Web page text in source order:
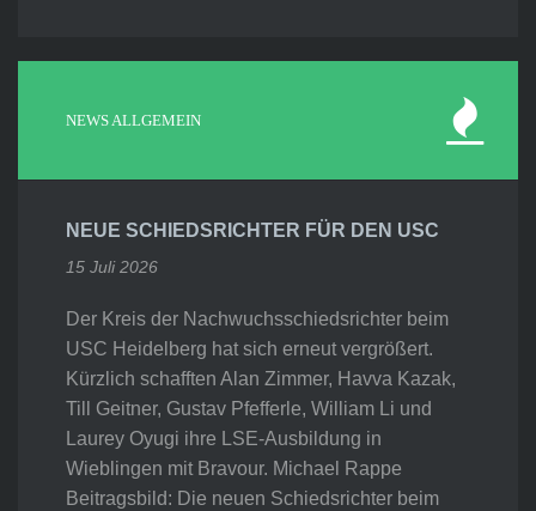
NEWS ALLGEMEIN
NEUE SCHIEDSRICHTER FÜR DEN USC
15 Juli 2026
Der Kreis der Nachwuchsschiedsrichter beim
USC Heidelberg hat sich erneut vergrößert.
Kürzlich schafften Alan Zimmer, Havva Kazak,
Till Geitner, Gustav Pfefferle, William Li und
Laurey Oyugi ihre LSE-Ausbildung in
Wieblingen mit Bravour. Michael Rappe
Beitragsbild: Die neuen Schiedsrichter beim